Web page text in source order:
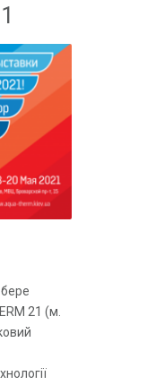
21 (м.